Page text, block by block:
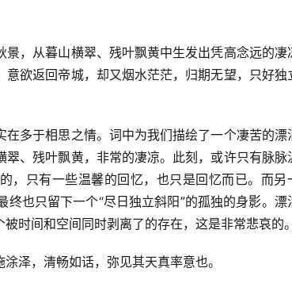
，从暮山横翠、残叶飘黄中生发出凭高念远的凄
欲返回帝城，却又烟水茫茫，归期无望，只好独
多于相思之情。词中为我们描绘了一个凄苦的漂
、残叶飘黄，非常的凄凉。此刻，或许只有脉脉
，只有一些温馨的回忆，也只是回忆而已。而另
终也只留下一个“尽日独立斜阳”的孤独的身影。漂
时间和空间同时剥离了的存在，这是非常悲哀的
泽，清畅如话，弥见其天真率意也。